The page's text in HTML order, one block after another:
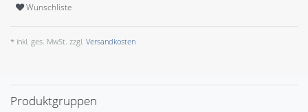
Wunschliste
* inkl. ges. MwSt. zzgl. Versandkosten
Produktgruppen